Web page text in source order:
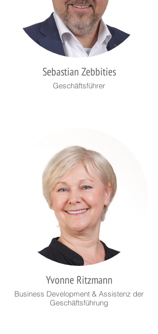
Sebastian Zebbities
Geschäftsführer
Yvonne Ritzmann
Business Development & Assistenz der
Geschäftsführung